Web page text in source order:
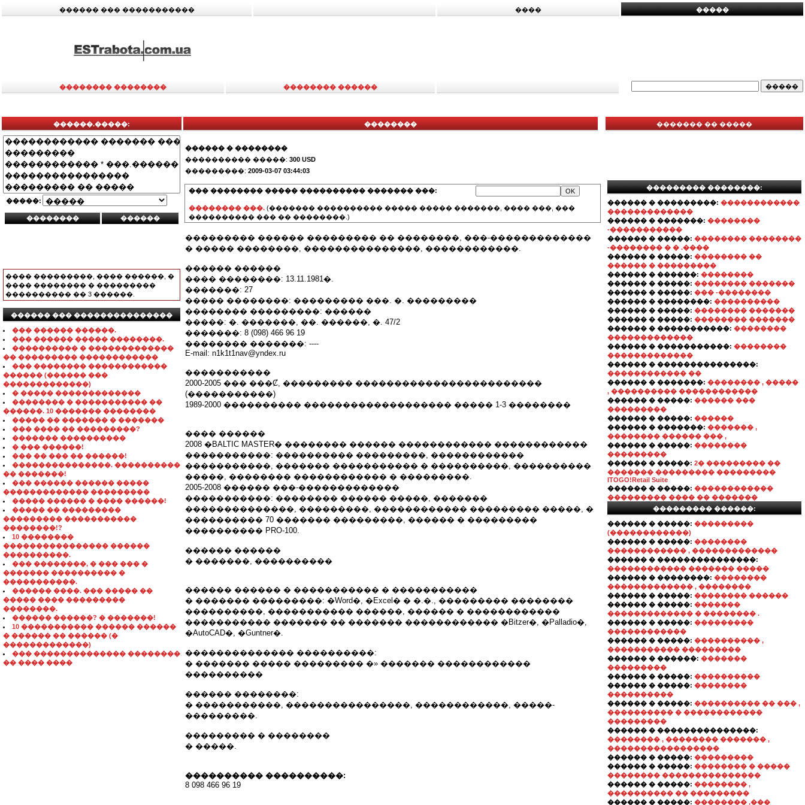
������ ��� ����������� ���� �����
�������� �������� �������� ������
������.�����:
�����:
���� ���������, ���� ������, �
���� �������� � ���������
���������� �� 3 ������.
������ ��� ���������������
��� ������ ������.
��� ������ ����� ��������.
���������� � �������������
�� ��������� ������������
��� �������� ������������
������ (������ ���
�������������)
� ����� �������������
�������� � ����������� ��
������. 10 ������� ��������
����� �� ������� � �������
��� ���� �� ���������?
������� ����������
� ��� ������!
��� �� ��� �� ������!
���������������. ����������
�� �������!
��� ������ ������ �����
������������� ���������
����� ������ � ���� ������!
����� �� ���������
��������� �����������
��������!?
10 ��������
���������������� ������
����������.
��� ��������, � ��� ��� �
������� ���������� �
�����������.
������ ����. ��� ����� ��
����� ���� ���������
��������.
������ ������? � �������!
10 ����������� ������ ������
� ������ �� ������ (�
�������������)
��� �������������� ��������
�� ���� ����
��������
������ � ��������
���������� �����: 300 USD
���������: 2009-03-07 03:44:03
��� �������� ����� ���������� ������� ���:
�������� ���. (������� ���������� ����� ����� �������, ���� ���, ���
���������� ��� �� ��������.)
��������� ������ ��������� �� ��������, ���-�������������
� ����� ��������, ���������������, ������������.
������ ������
���� ��������: 13.11.1981�.
�������: 27
����� ��������: ��������� ���. �. ���������
�������� ���������: ������
�����: �. �������, ��. ������, �. 47/2
�������: 8 (098) 466 96 19
�������� �������: ----
E-mail: n1k1t1nav@yndex.ru
�����������
2000-2005 ��� ���Ȼ, ��������� ������������������������
(�����������)
1989-2000 ���������� ������������������� ����� 1-3 ��������
���� ������
2008 �BALTIC MASTER� �������� ������ ������������ ������������
�����������: ���������� ���������, ������������
�����������, ������� ����������� � ����������, ����������
�����, �������� ������������ � ���������.
2005-2008 ������ ���-�������������
�����������: �������� ������ �����, �������
��������������, ���������, ������������ ��������� �����, �
���������� 70 ������� ���������, ������ � ���������
���������� PRO-100.
������ ������
� �������, ����������
������ ������ � ����������� � �����������
� ������� ���������: �Word�, �Excel� � �.�., ��������� ��������
����������, ����������� ������, ������ � ������������
����������� ������� �� ������� ������������ �Bitzer�, �Palladio�,
�AutoCAD�, �Guntner�.
�������������� ����������:
� ������� ����� ��������� �» ������� ������������
����������
������ ��������:
� �����������, ����������������, ������������, �����-
���������.
��������� � ��������
� �����.
���������� ����������:
8 098 466 96 19
������� �� �����
��������� ��������:
������ � ���������: ������������
�������������
������ � �������: ��������
-�����������
������ � �����: �������� ��������
-�������� � � .����
������ � �����: �������� ��
������ � ���������
������ � ������: ��������
������ � �����: �������� �������
������ � �����: ��� -��������
������ � ��������: ����������
������ � �����: �������� �������
������ � �����: �������� �������
������ � �����������: ��������
�������������
������ � �����������: ��������
�������������
������ � ���������������:
������������ ��
������ � �������: �������� , �����
, ���������� ������������
������ � �����: ������ ���
���������
������ � �����: ������
������ � �������: ������� ,
�������� ������ ��� ,
������ � �����: ��������
���������
������ � �����: 2� ��������� ��
������� ��������� ���������
ITOGO!Retail Suite
������ � �����: ������������
��������� ���� �� �������
��������� ������:
������ � �����: ���������
(������������)
������ � �����: ��������
������������ , �������������
������ � ���������������:
������������ ������� �����
������ � ��������: ��������
������������� , ��������
������ � �����: �������� ������
������ � �����: �������
������������� � �������� .
������ � �����: ���������
������������
������ � �����: ���������� ,
����������� ���������
������ � ������: �������
���������
������ � �����: ����������
������ � �����: ��������
����������
������ � �����: ���������� �� ��� ,
���������� � ������������
���������
������ � ���������������:
�������� , �������� ������� ,
�����������������
������ � �����: ���������
������ � �����: �������� � �����
�������� ���������������
������ � �����: �������� ,
���������� �� ���������
������ � �����: �������� ,���